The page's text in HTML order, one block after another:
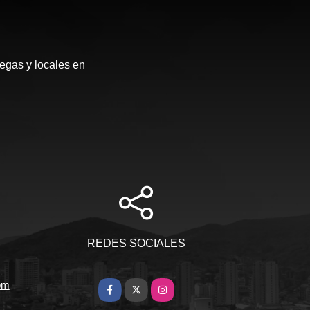
y locales en
REDES SOCIALES
Facebook
X Instagram